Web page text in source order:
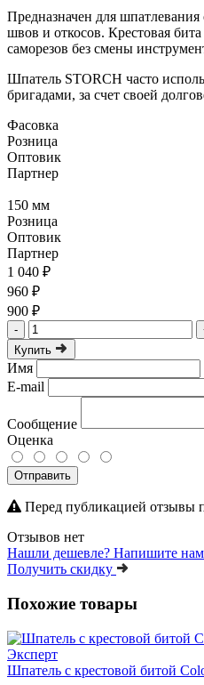
Предназначен для
швов и откосов. Крестовая
саморезов без смены
Шпатель STORCH часто
бригадами, за счет своей
Фасовка
Розница
Оптовик
Партнер
150 мм
Розница
Оптовик
Партнер
1 040 ₽
960 ₽
900 ₽
-
Купить
Имя
E-mail
Сообщение
Оценка
Отправить
Перед публикацией отзывы
Отзывов нет
Нашли дешевле? Напишите
Получить скидку
Похожие товары
Шпатель с крестовой битой